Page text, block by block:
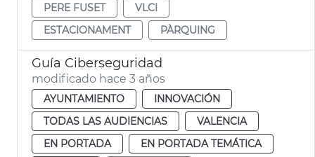
PERE FUSET
VLCI
ESTACIONAMENT
PÀRQUING
Guía Ciberseguridad
modificado hace 3 años
AYUNTAMIENTO
INNOVACIÓN
TODAS LAS AUDIENCIAS
VALENCIA
EN PORTADA
EN PORTADA TEMÁTICA